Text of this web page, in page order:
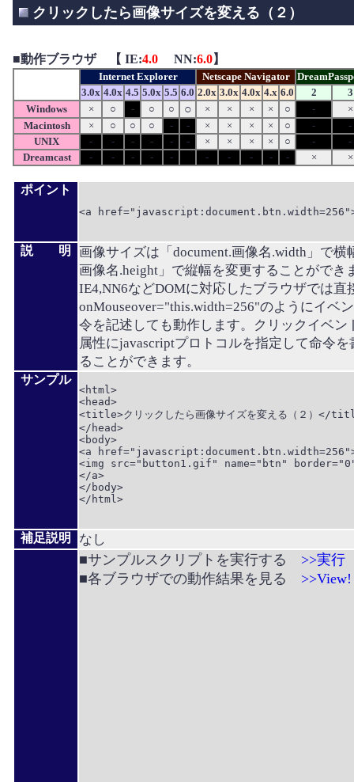
クリックしたら画像サイズを変える（２）
■動作ブラウザ 【 IE:4.0 NN:6.0】
Internet Explorer Netscape Navigator
3.0x 4.0x 4.5 5.0x 5.5 6.0 2.0x 3.0x 4.0x 4.x 6.0 2
3
Windows
× ○ - ○ ○ ○ × × × × ○ -
×
Macintosh
× ○ ○ ○ - - × × × × ○ -
-
UNIX
- - - - - - × × × × ○ -
-
Dreamcast
- - - - - - - - - - × ×
ポイント
<a
説 明
画像サイズは「document.画像名.width」で横
画像名.height」で縦幅を変更することができ
IE4,NN6などDOMに対応したブラウザでは直
onMouseover="this.width=256"のようにイベ
令を記述しても動作します。クリックイベン
属性にjavascriptプロトコルを指定して命令
ることができます。
サンプル
<html>
<head>
<title>クリックしたら画像サイズを変える（２）</
</head>
<body>
<a
<img src="button1.gif" name="btn"
</a>
</body>
</html>
補足説明 なし
■サンプルスクリプトを実行する >>実行
■各ブラウザでの動作結果を見る >>View!